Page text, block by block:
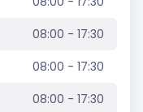
08:00 - 17:30
08:00 - 17:30
08:00 - 17:30